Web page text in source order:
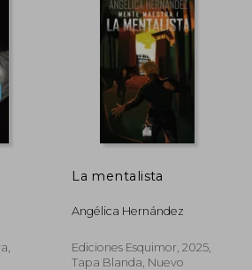
$ 1.267 dcto.
La mentalista
Angélica Hernández
Ediciones Esquimor, 2025,
Tapa Blanda, Nuevo